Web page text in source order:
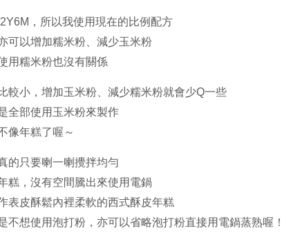
，所以我使用現在的比例配方
可以增加糯米粉、減少玉米粉
用糯米粉也沒有關係
較小，增加玉米粉、減少糯米粉就會少Q一些
全部使用玉米粉來製作
像年糕了喔～
的只要喇一喇攪拌均勻
糕，沒有空間騰出來使用電鍋
表皮酥鬆內裡柔軟的西式酥皮年糕
不想使用泡打粉，亦可以省略泡打粉直接用電鍋蒸熟喔！